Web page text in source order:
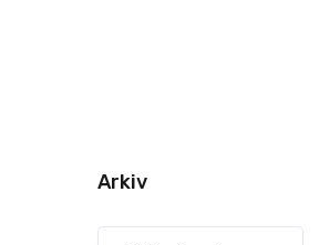
Arkiv